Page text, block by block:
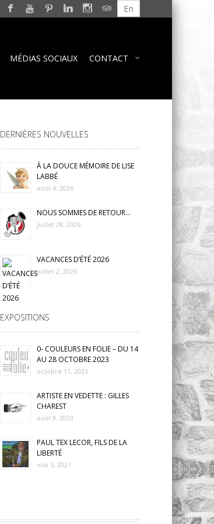
En
MÉDIAS SOCIAUX CONTACT
DERNIÈRES NOUVELLES
À LA DOUCE MÉMOIRE DE LISE
LABBÉ
août 4, 2026
NOUS SOMMES DE RETOUR…
juillet 28, 2026
VACANCES D’ÉTÉ 2026
juillet 2, 2026
EXPOSITIONS
0- COULEURS EN FOLIE – DU 14
AU 28 OCTOBRE 2023
octobre 11, 2023
ARTISTE EN VEDETTE : GILLES
CHAREST
août 9, 2023
PAUL TEX LECOR, FILS DE LA
LIBERTÉ
mai 5, 2021